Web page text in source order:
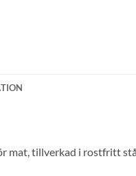
mat, tillverkad i rostfritt